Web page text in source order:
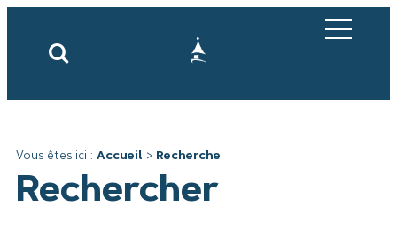
Vous êtes ici : Accueil > Recherche
Rechercher